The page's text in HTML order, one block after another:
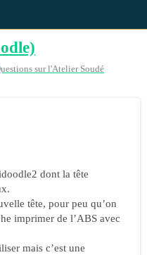
sur l'Atelier Soudé
dont la tête
tête, pour peu qu’on
imprimer de l’ABS avec
mais c’est une